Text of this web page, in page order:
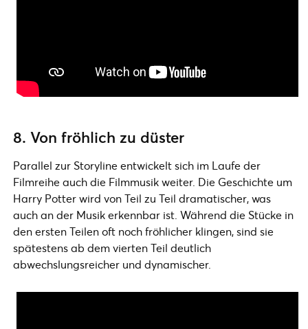
8. Von fröhlich zu düster
Parallel zur Storyline entwickelt sich im Laufe der
Filmreihe auch die Filmmusik weiter. Die Geschichte um
Harry Potter wird von Teil zu Teil dramatischer, was
auch an der Musik erkennbar ist. Während die Stücke in
den ersten Teilen oft noch fröhlicher klingen, sind sie
spätestens ab dem vierten Teil deutlich
abwechslungsreicher und dynamischer.